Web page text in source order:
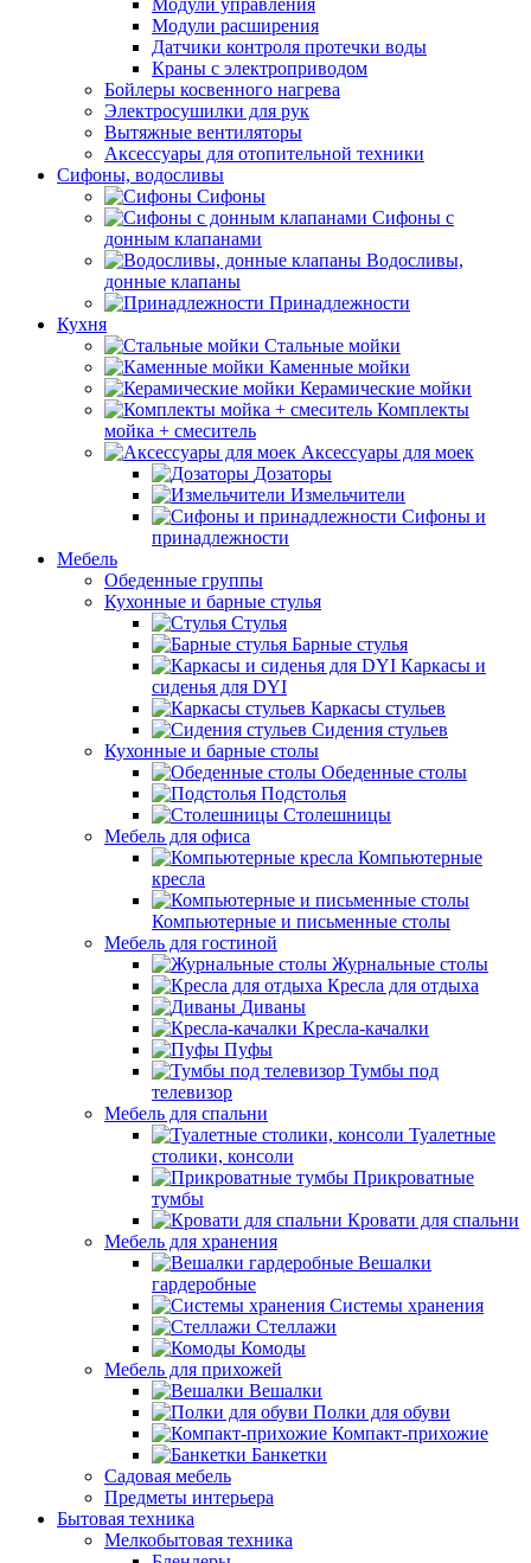
Модули управления
Модули расширения
Датчики контроля протечки воды
Краны с электроприводом
Бойлеры косвенного нагрева
Электросушилки для рук
Вытяжные вентиляторы
Аксессуары для отопительной техники
Сифоны, водосливы
Сифоны
Сифоны с
донным клапанами
Водосливы,
донные клапаны
Принадлежности
Кухня
Стальные мойки
Каменные мойки
Керамические мойки
Комплекты
мойка + смеситель
Аксессуары для моек
Дозаторы
Измельчители
Сифоны и
принадлежности
Мебель
Обеденные группы
Кухонные и барные стулья
Стулья
Барные стулья
Каркасы и
сиденья для DYI
Каркасы стульев
Сидения стульев
Кухонные и барные столы
Обеденные столы
Подстолья
Столешницы
Мебель для офиса
Компьютерные
кресла
Компьютерные и письменные столы
Мебель для гостиной
Журнальные столы
Кресла для отдыха
Диваны
Кресла-качалки
Пуфы
Тумбы под
телевизор
Мебель для спальни
Туалетные
столики, консоли
Прикроватные
тумбы
Кровати для спальни
Мебель для хранения
Вешалки
гардеробные
Системы хранения
Стеллажи
Комоды
Мебель для прихожей
Вешалки
Полки для обуви
Компакт-прихожие
Банкетки
Садовая мебель
Предметы интерьера
Бытовая техника
Мелкобытовая техника